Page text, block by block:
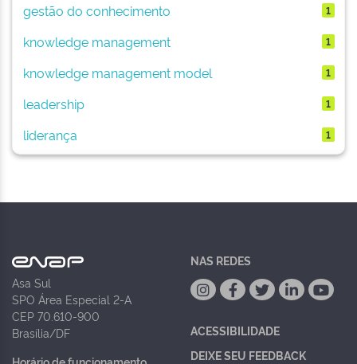
gestão do conhecimento
1
knowledge management 1
knowledge management model 1
leadership 1
liderança 1
Asa Sul
SPO Área Especial 2-A
CEP 70.610-900
Brasília/DF
NAS REDES
ACESSIBILIDADE
DEIXE SEU FEEDBACK